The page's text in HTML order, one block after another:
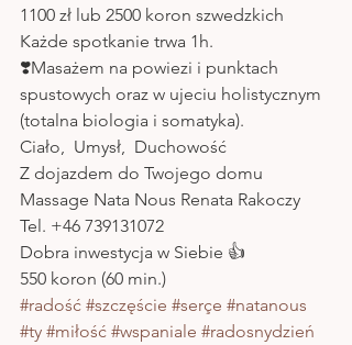
1100 zł lub 2500 koron szwedzkich
Każde spotkanie trwa 1h.
❣️Masażem na powiezi i punktach
spustowych oraz w ujeciu holistycznym
(totalna biologia i somatyka).
Ciało,  Umysł,  Duchowość
Z dojazdem do Twojego domu
Massage Nata Nous Renata Rakoczy
Tel. +46 739131072
Dobra inwestycja w Siebie 👍
550 koron (60 min.)
#radość #szczęście #serçe #natanous
#ty #miłość #wspaniale #radosnydzień